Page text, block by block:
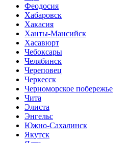
Феодосия
Хабаровск
Хакасия
Ханты-Мансийск
Хасавюрт
Чебоксары
Челябинск
Череповец
Черкесск
Черноморское побережье
Чита
Элиста
Энгельс
Южно-Сахалинск
Якутск